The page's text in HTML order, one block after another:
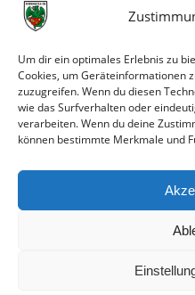
Um dir ein optimales Erlebnis zu
Cookies, um Geräteinformationen
zuzugreifen. Wenn du diesen
wie das Surfverhalten oder
verarbeiten. Wenn du deine
können bestimmte Merkmale und
Bauplan der neuen Haupttribüne in
1939. (Quelle: Hochbauamt der